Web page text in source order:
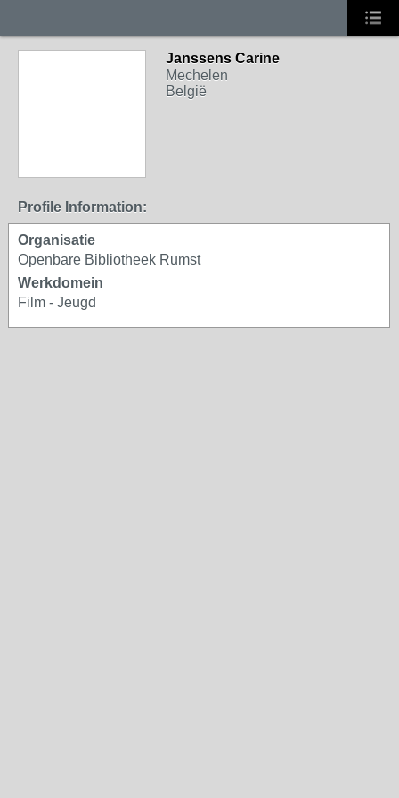
Janssens Carine
Mechelen
België
Profile Information:
Organisatie
Openbare Bibliotheek Rumst
Werkdomein
Film - Jeugd